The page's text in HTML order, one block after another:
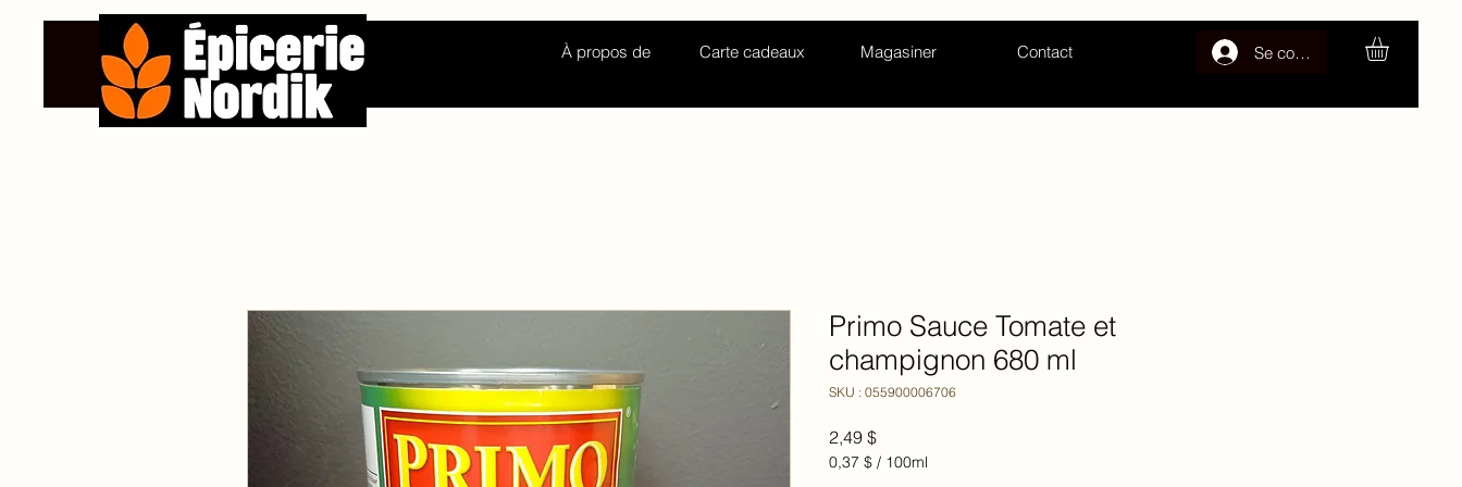
À propos de Carte cadeaux Magasiner Contact Se connecter
Primo Sauce Tomate et
champignon 680 ml
SKU : 055900006706
2,49 $Prix
0,37 $ / 100ml